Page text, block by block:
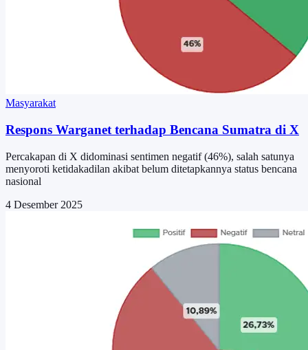
Masyarakat
Respons Warganet terhadap Bencana Sumatra di X
Percakapan di X didominasi sentimen negatif (46%), salah satunya
menyoroti ketidakadilan akibat belum ditetapkannya status bencana
nasional
4 Desember 2025